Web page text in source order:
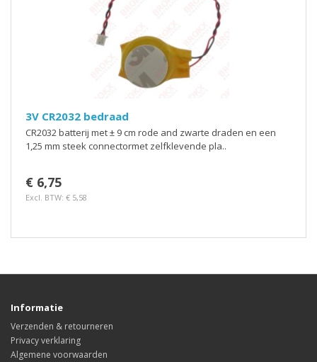
3V CR2032 bedraad
CR2032 batterij met ± 9 cm rode and zwarte draden en een
1,25 mm steek connectormet zelfklevende pla..
€ 6,75
Excl. BTW: € 5,58
Informatie
Verzenden & retourneren
Privacy verklaring
Algemene voorwaarden